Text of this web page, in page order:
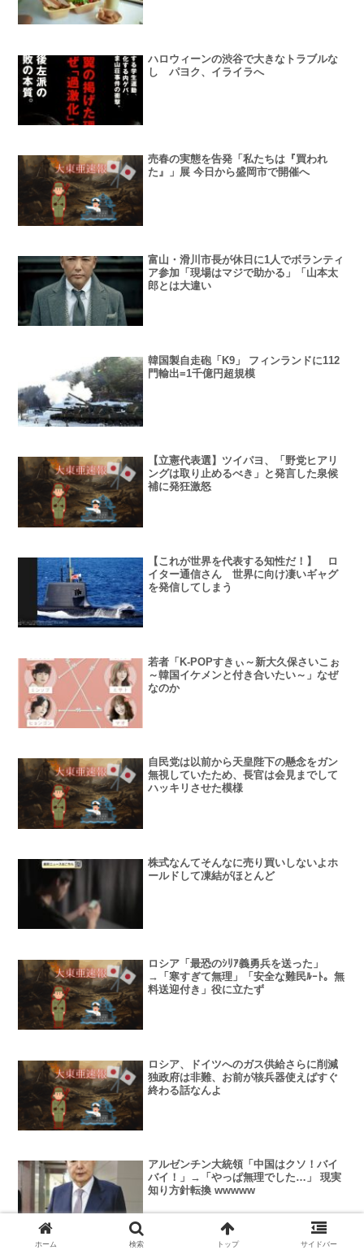
ハロウィーンの渋谷で大きなトラブルな
し パヨク、イライラへ
売春の実態を告発「私たちは『買われ
た』」展 今日から盛岡市で開催へ
富山・滑川市長が休日に1人でボランティ
ア参加「現場はマジで助かる」「山本太
郎とは大違い
韓国製自走砲「K9」 フィンランドに112
門輸出=1千億円超規模
【立憲代表選】ツイパヨ、「野党ヒアリ
ングは取り止めるべき」と発言した泉候
補に発狂激怒
【これが世界を代表する知性だ！】 ロ
イター通信さん 世界に向け凄いギャグ
を発信してしまう
若者「K-POPすきぃ～新大久保さいこぉ
～韓国イケメンと付き合いたい～」なぜ
なのか
自民党は以前から天皇陛下の懸念をガン
無視していたため、長官は会見までして
ハッキリさせた模様
株式なんてそんなに売り買いしないよホ
ールドして凍結がほとんど
ロシア「最恐のｼﾘｱ義勇兵を送った」
→「寒すぎて無理」「安全な難民ﾙｰﾄ。無
料送迎付き」役に立たず
ロシア、ドイツへのガス供給さらに削減
独政府は非難、お前が核兵器使えばすぐ
終わる話なんよ
アルゼンチン大統領「中国はクソ！バイ
バイ！」→「やっぱ無理でした…」 現実
知り方針転換 wwwww
ホーム 検索 トップ サイドバー